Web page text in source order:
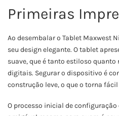
Primeiras
Ao desembalar o Tablet Maxwest
seu design elegante. O tablet
suave, que é tanto estiloso
digitais. Segurar o dispositivo é
construção leve, o que o torna
O processo inicial de